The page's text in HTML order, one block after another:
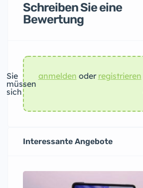
Schreiben Sie eine
Bewertung
Sie
müssen
sich
anmelden oder registrieren
Interessante Angebote